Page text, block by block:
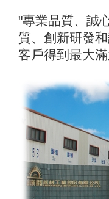
"專業品質、誠
質、創新研發
客戶得到最大